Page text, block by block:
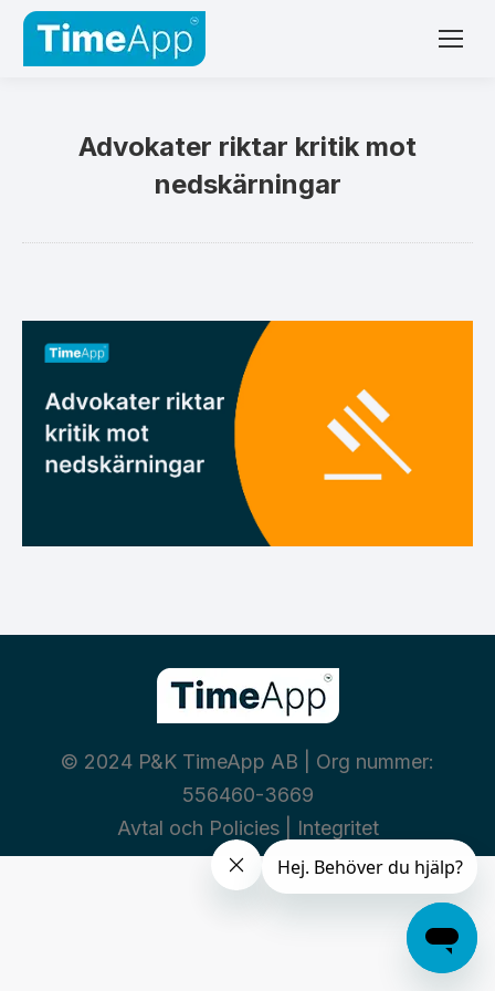
Advokater riktar kritik mot
nedskärningar
© 2024 P&K TimeApp AB | Org nummer:
556460-3669
Avtal och Policies| Integritet